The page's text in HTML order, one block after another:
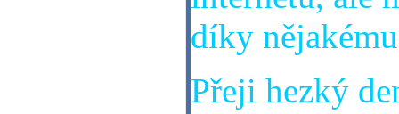
díky
Přeji hezký